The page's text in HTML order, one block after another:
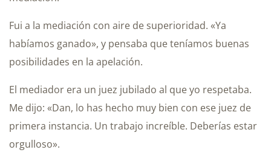
Fui a la mediación con aire de superioridad. «Ya
habíamos ganado», y pensaba que teníamos buenas
posibilidades en la apelación.
El mediador era un juez jubilado al que yo respetaba.
Me dijo: «Dan, lo has hecho muy bien con ese juez de
primera instancia. Un trabajo increíble. Deberías estar
orgulloso».